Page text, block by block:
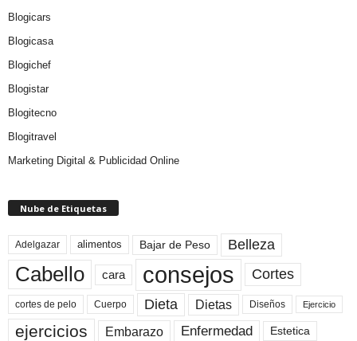
Blogicars
Blogicasa
Blogichef
Blogistar
Blogitecno
Blogitravel
Marketing Digital & Publicidad Online
Nube de Etiquetas
Adelgazar alimentos Bajar de Peso Belleza
Cabello cara consejos Cortes
cortes de pelo Cuerpo Dieta Dietas Diseños Ejercicio
ejercicios Embarazo Enfermedad Estetica